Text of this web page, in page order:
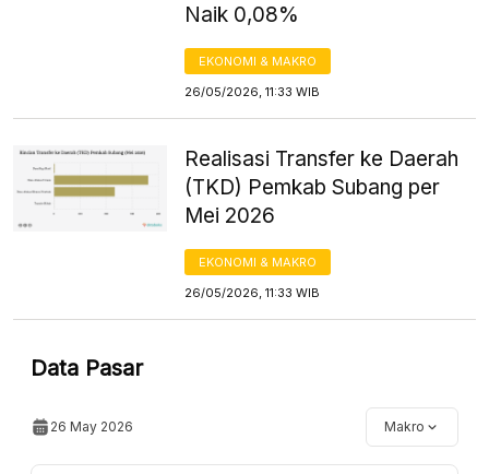
Naik 0,08%
EKONOMI & MAKRO
26/05/2026, 11:33 WIB
Realisasi Transfer ke Daerah
(TKD) Pemkab Subang per
Mei 2026
EKONOMI & MAKRO
26/05/2026, 11:33 WIB
Data Pasar
26 May 2026 Makro